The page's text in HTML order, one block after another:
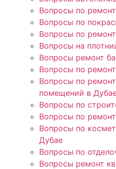
Вопросы по
Вопросы по
Вопросы по
Вопросы на
Вопросы ремонт
Вопросы по
Вопросы по
помещений в
Вопросы по
Вопросы по
Вопросы по
Дубае
Вопросы по
Вопросы ремонт